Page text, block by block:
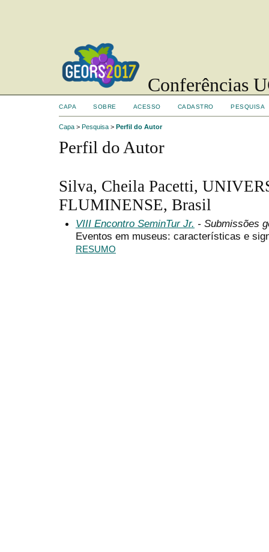
Conferências
CAPA SOBRE ACESSO CADASTRO PESQUISA
Capa > Pesquisa > Perfil do Autor
Perfil do Autor
Silva, Cheila Pacetti,
FLUMINENSE, Brasil
VIII Encontro SeminTur Jr. - Submissões
Eventos em museus: características e
RESUMO